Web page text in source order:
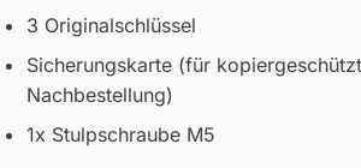
3 Originalschlüssel
Sicherungskarte (für
Nachbestellung)
1x Stulpschraube M5